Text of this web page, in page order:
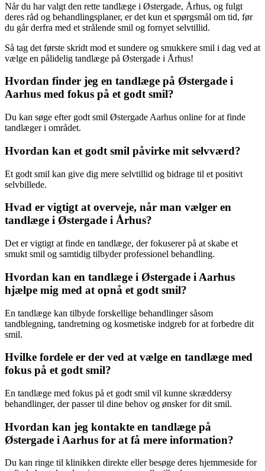
Når du har valgt den rette tandlæge i Østergade, Århus, og fulgt
deres råd og behandlingsplaner, er det kun et spørgsmål om tid, før
du går derfra med et strålende smil og fornyet selvtillid.
Så tag det første skridt mod et sundere og smukkere smil i dag ved at
vælge en pålidelig tandlæge på Østergade i Århus!
Hvordan finder jeg en tandlæge på Østergade i
Aarhus med fokus på et godt smil?
Du kan søge efter godt smil Østergade Aarhus online for at finde
tandlæger i området.
Hvordan kan et godt smil påvirke mit selvværd?
Et godt smil kan give dig mere selvtillid og bidrage til et positivt
selvbillede.
Hvad er vigtigt at overveje, når man vælger en
tandlæge i Østergade i Århus?
Det er vigtigt at finde en tandlæge, der fokuserer på at skabe et
smukt smil og samtidig tilbyder professionel behandling.
Hvordan kan en tandlæge i Østergade i Aarhus
hjælpe mig med at opnå et godt smil?
En tandlæge kan tilbyde forskellige behandlinger såsom
tandblegning, tandretning og kosmetiske indgreb for at forbedre dit
smil.
Hvilke fordele er der ved at vælge en tandlæge med
fokus på et godt smil?
En tandlæge med fokus på et godt smil vil kunne skræddersy
behandlinger, der passer til dine behov og ønsker for dit smil.
Hvordan kan jeg kontakte en tandlæge på
Østergade i Aarhus for at få mere information?
Du kan ringe til klinikken direkte eller besøge deres hjemmeside for